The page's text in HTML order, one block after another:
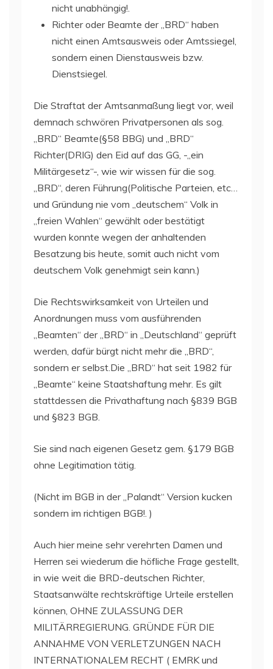
nicht unabhängig!.
Richter oder Beamte der „BRD“ haben
nicht einen Amtsausweis oder Amtssiegel,
sondern einen Dienstausweis bzw.
Dienstsiegel.
Die Straftat der Amtsanmaßung liegt vor, weil
demnach schwören Privatpersonen als sog.
„BRD“ Beamte(§58 BBG) und „BRD“
Richter(DRIG) den Eid auf das GG, -„ein
Militärgesetz“-, wie wir wissen für die sog.
„BRD“, deren Führung(Politische Parteien, etc…
und Gründung nie vom „deutschem“ Volk in
„freien Wahlen“ gewählt oder bestätigt
wurden konnte wegen der anhaltenden
Besatzung bis heute, somit auch nicht vom
deutschem Volk genehmigt sein kann.)
Die Rechtswirksamkeit von Urteilen und
Anordnungen muss vom ausführenden
„Beamten“ der „BRD“ in „Deutschland“ geprüft
werden, dafür bürgt nicht mehr die „BRD“,
sondern er selbst.Die „BRD“ hat seit 1982 für
„Beamte“ keine Staatshaftung mehr. Es gilt
stattdessen die Privathaftung nach §839 BGB
und §823 BGB.
Sie sind nach eigenen Gesetz gem. §179 BGB
ohne Legitimation tätig.
(Nicht im BGB in der „Palandt“ Version kucken
sondern im richtigen BGB!. )
Auch hier meine sehr verehrten Damen und
Herren sei wiederum die höfliche Frage gestellt,
in wie weit die BRD-deutschen Richter,
Staatsanwälte rechtskräftige Urteile erstellen
können, OHNE ZULASSUNG DER
MILITÄRREGIERUNG. GRÜNDE FÜR DIE
ANNAHME VON VERLETZUNGEN NACH
INTERNATIONALEM RECHT ( EMRK und